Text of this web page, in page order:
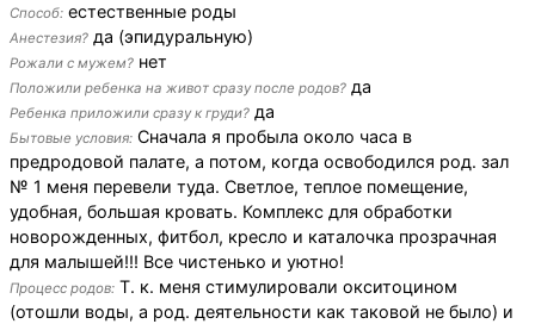
Способ: естественные роды
Анестезия? да (эпидуральную)
Рожали с мужем? нет
Положили ребенка на живот сразу после родов? да
Ребенка приложили сразу к груди? да
Бытовые условия: Сначала я пробыла около часа в
предродовой палате, а потом, когда освободился род. зал
№ 1 меня перевели туда. Светлое, теплое помещение,
удобная, большая кровать. Комплекс для обработки
новорожденных, фитбол, кресло и каталочка прозрачная
для малышей!!! Все чистенько и уютно!
Процесс родов: Т. к. меня стимулировали окситоцином
(отошли воды, а род. деятельности как таковой не было) и